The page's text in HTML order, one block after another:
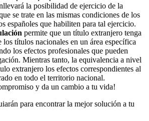
la posibilidad de ejercicio de la
se trate en las mismas condiciones de los
españoles que habiliten para tal ejercicio.
permite que un título extranjero tenga
los títulos nacionales en un área específica
los efectos profesionales que pueden
Mientras tanto, la equivalencia a nivel
extranjero los efectos correspondientes al
en todo el territorio nacional.
y da un cambio a tu vida!
para encontrar la mejor solución a tu